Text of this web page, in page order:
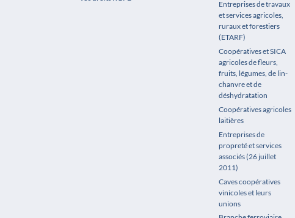
Entreprises de travaux
et services agricoles,
ruraux et forestiers
(ETARF)
Coopératives et SICA
agricoles de fleurs,
fruits, légumes, de lin-
chanvre et de
déshydratation
Coopératives agricoles
laitières
Entreprises de
propreté et services
associés (26 juillet
2011)
Caves coopératives
vinicoles et leurs
unions